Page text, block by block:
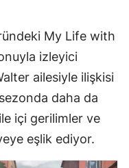
My Life with
izleyici
ailesiyle ilişkisi
daha da
içi gerilimler ve
eşlik ediyor.